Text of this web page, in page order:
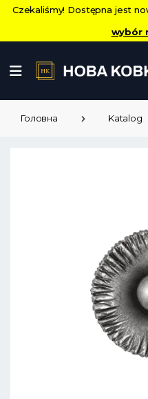
Czekaliśmy! Dostępna jest
wybór
Головна Katalog